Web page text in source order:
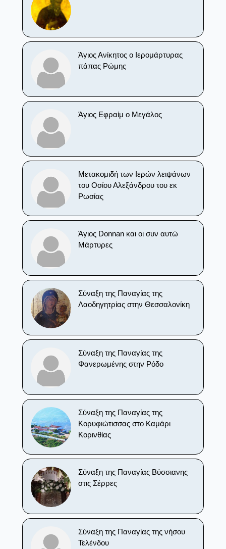
Άγιος Ανίκητος ο Ιερομάρτυρας
πάπας Ρώμης
Άγιος Εφραίμ ο Μεγάλος
Μετακομιδή των Ιερών λειψάνων
του Οσίου Αλεξάνδρου του εκ
Ρωσίας
Άγιος Donnan και οι συν αυτώ
Μάρτυρες
Σύναξη της Παναγίας της
Λαοδηγητρίας στην Θεσσαλονίκη
Σύναξη της Παναγίας της
Φανερωμένης στην Ρόδο
Σύναξη της Παναγίας της
Κορυφιώτισσας στο Καμάρι
Κορινθίας
Σύναξη της Παναγίας Βύσσιανης
στις Σέρρες
Σύναξη της Παναγίας της νήσου
Τελένδου